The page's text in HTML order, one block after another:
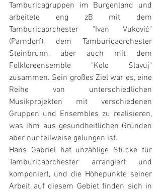
Tamburicagruppen im Burgenland und
arbeitete eng zB mit dem
Tamburicaorchester "Ivan Vuković"
(Parndorf), dem Tamburicaorchester
Steinbrunn, aber auch mit dem
Folkloreensemble "Kolo Slavuj"
zusammen. Sein großes Ziel war es, eine
Reihe von unterschiedlichen
Musikprojekten mit verschiedenen
Gruppen und Ensembles zu realisieren,
was ihm aus gesundheitlichen Gründen
aber nur teilweise gelungen ist.
Hans Gabriel hat unzählige Stücke für
Tamburicaorchester arrangiert und
komponiert, und die Höhepunkte seiner
Arbeit auf diesem Gebiet finden sich in